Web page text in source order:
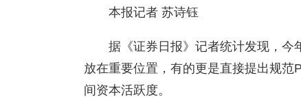
本报记者 苏诗钰
据《证券日报》记者统计发现，今
放在重要位置，有的更是直接提出规
间资本活跃度。